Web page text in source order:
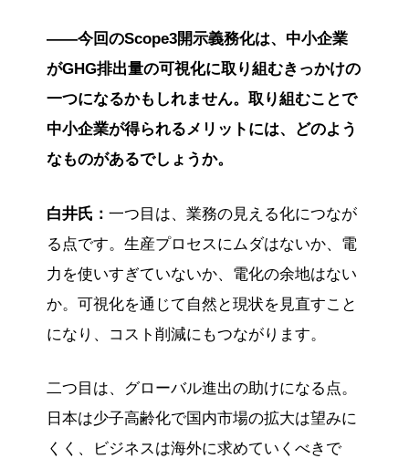
――今回のScope3開示義務化は、中小企業
がGHG排出量の可視化に取り組むきっかけの
一つになるかもしれません。取り組むことで
中小企業が得られるメリットには、どのよう
なものがあるでしょうか。
白井氏： 一つ目は、業務の見える化につなが
る点です。生産プロセスにムダはないか、電
力を使いすぎていないか、電化の余地はない
か。可視化を通じて自然と現状を見直すこと
になり、コスト削減にもつながります。
二つ目は、グローバル進出の助けになる点。
日本は少子高齢化で国内市場の拡大は望みに
くく、ビジネスは海外に求めていくべきで